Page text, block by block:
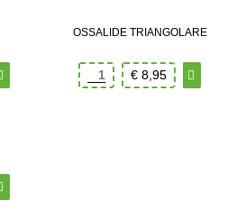
OSSALIDE TRIANGOLARE
€ 8,95